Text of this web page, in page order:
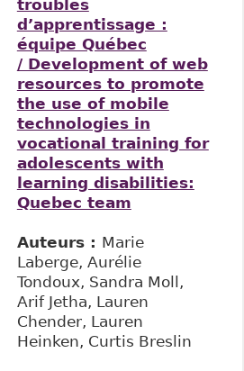
troubles
d’apprentissage :
équipe Québec
/ Development of web
resources to promote
the use of mobile
technologies in
vocational training for
adolescents with
learning disabilities:
Quebec team
Auteurs : Marie
Laberge, Aurélie
Tondoux, Sandra Moll,
Arif Jetha, Lauren
Chender, Lauren
Heinken, Curtis Breslin